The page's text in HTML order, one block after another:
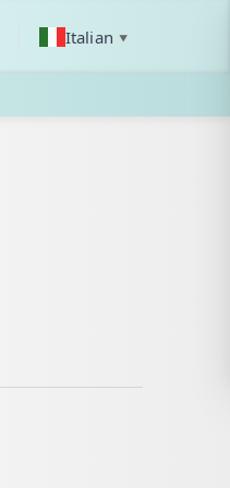
Italian ▼